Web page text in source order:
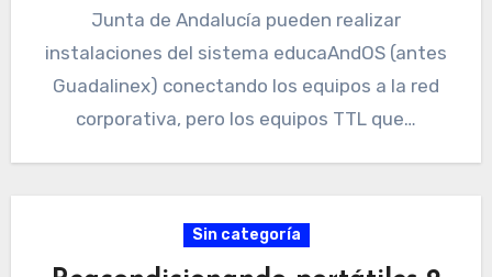
Junta de Andalucía pueden realizar
instalaciones del sistema educaAndOS (antes
Guadalinex) conectando los equipos a la red
corporativa, pero los equipos TTL que…
Sin categoría